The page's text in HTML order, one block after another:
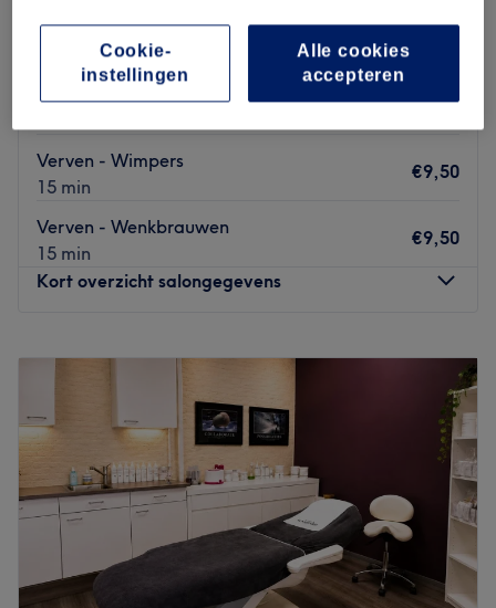
Zevenaar, Gelderland
Laat zien op de kaart
€20
Verven - Wimpers
15 min
€9,50
Verven - Wenkbrauwen
15 min
€9,50
Kort overzicht salongegevens
Donderdag
Zaterdag
Zondag
Gesloten
LET OP: Salon Equally gaat verhuizen en daarom is deze
agenda voor afspraken t/m eind oktober!
Alle cookies
accepteren
Cookie-
instellingen